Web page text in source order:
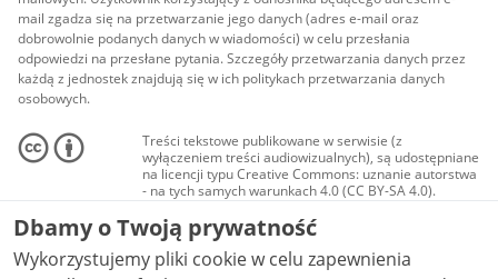
mail zgadza się na przetwarzanie jego danych (adres e-mail oraz
dobrowolnie podanych danych w wiadomości) w celu przesłania
odpowiedzi na przesłane pytania. Szczegóły przetwarzania danych przez
każdą z jednostek znajdują się w ich politykach przetwarzania danych
osobowych.
Treści tekstowe publikowane w serwisie (z
wyłączeniem treści audiowizualnych), są udostępniane
na licencji typu Creative Commons: uznanie autorstwa
- na tych samych warunkach 4.0 (CC BY-SA 4.0).
Materiały audiowizualne, w tym zdjęcia, materiały
audio i wideo, są udostępniane na licencji typu
Creative Commons: uznanie autorstwa użycie
niekomercyjne - bez utworów zależnych 4.0 (CC BY-
NC-ND 4.0), o ile nie jest to stwierdzone inaczej.
Dbamy o Twoją prywatność
Wykorzystujemy pliki cookie w celu zapewnienia